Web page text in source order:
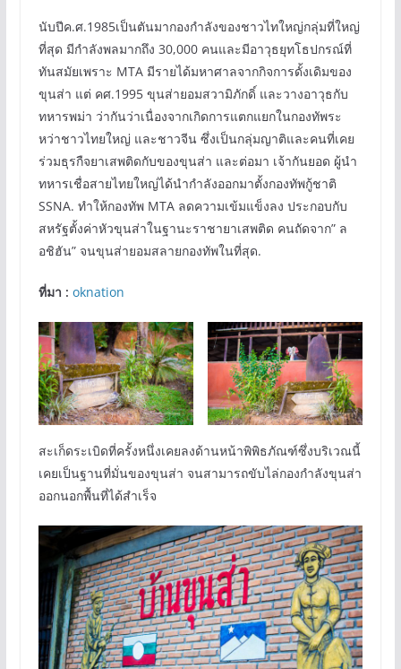
นับปีค.ศ.1985เป็นตันมากองกำลังของชาวไทใหญ่กลุ่มที่ใหญ่
ที่สุด มีกำลังพลมากถึง 30,000 คนและมีอาวุธยุทโธปกรณ์ที่
ทันสมัยเพราะ MTA มีรายได้มหาศาลจากกิจการดั้งเดิมของ
ขุนส่า แต่ คศ.1995 ขุนส่ายอมสวามิภักดิ์ และวางอาวุธกับ
ทหารพม่า ว่ากันว่าเนื่องจากเกิดการแตกแยกในกองทัพระ
หว่าชาวไทยใหญ่ และชาวจีน ซึ่งเป็นกลุ่มญาติและคนที่เคย
ร่วมธุรกืจยาเสพติดกับของขุนส่า และต่อมา เจ้ากันยอด ผู้นำ
ทหารเชื่อสายไทยใหญ่ได้นำกำลังออกมาตั้งกองทัพกู้ชาติ
SSNA. ทำให้กองทัพ MTA ลดความเข้มแข็งลง ประกอบกับ
สหรัฐตั้งค่าหัวขุนส่าในฐานะราชายาเสพติด คนถัดจาก” ล
อชิฮัน” จนขุนส่ายอมสลายกองทัพในที่สุด.
ที่มา : oknation
สะเก็ดระเบิดที่ครั้งหนึ่งเคยลงด้านหน้าพิพิธภัณฑ์ซึ่งบริเวณนี้
เคยเป็นฐานที่มั่นของขุนส่า จนสามารถขับไล่กองกำลังขุนส่า
ออกนอกพื้นที่ได้สำเร็จ